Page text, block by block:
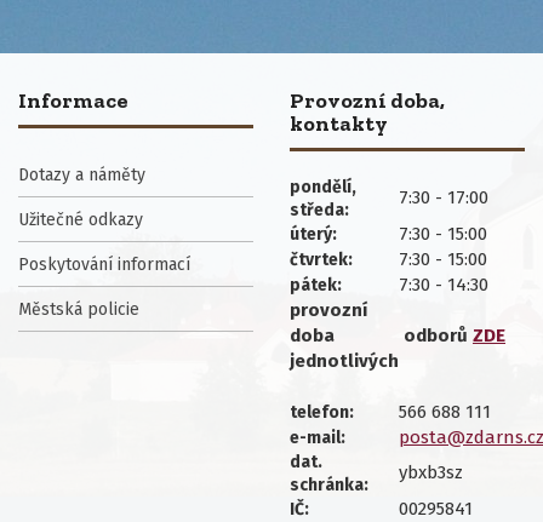
Informace
Dotazy a náměty
Užitečné odkazy
Poskytování informací
Městská policie
Provozní doba,
kontakty
pondělí,
středa:
7:30 - 17:00
úterý: 7:30 - 15:00
čtvrtek: 7:30 - 15:00
pátek:
7:30 - 14:30
provozní
doba
jednotlivých
odborů ZDE
telefon: 566 688 111
e-mail: posta@zdarns.cz
dat.
schránka:
ybxb3sz
IČ: 00295841